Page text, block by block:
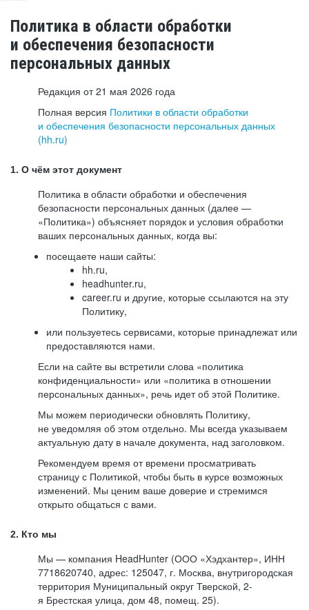
Политика в области обработки
и обеспечения безопасности
персональных данных
Редакция от 21 мая 2026 года
Полная версия Политики в области обработки
и обеспечения безопасности персональных данных
(hh.ru)
1. О чём этот документ
Политика в области обработки и обеспечения
безопасности персональных данных (далее —
«Политика») объясняет порядок и условия обработки
ваших персональных данных, когда вы:
посещаете наши сайты:
hh.ru,
headhunter.ru,
career.ru и другие, которые ссылаются на эту
Политику,
или пользуетесь сервисами, которые принадлежат или
предоставляются нами.
Если на сайте вы встретили слова «политика
конфиденциальности» или «политика в отношении
персональных данных», речь идет об этой Политике.
Мы можем периодически обновлять Политику,
не уведомляя об этом отдельно. Мы всегда указываем
актуальную дату в начале документа, над заголовком.
Рекомендуем время от времени просматривать
страницу с Политикой, чтобы быть в курсе возможных
изменений. Мы ценим ваше доверие и стремимся
открыто общаться с вами.
2. Кто мы
Мы — компания HeadHunter (ООО «Хэдхантер», ИНН
7718620740, адрес: 125047, г. Москва, внутригородская
территория Муниципальный округ Тверской, 2-
я Брестская улица, дом 48, помещ. 25).